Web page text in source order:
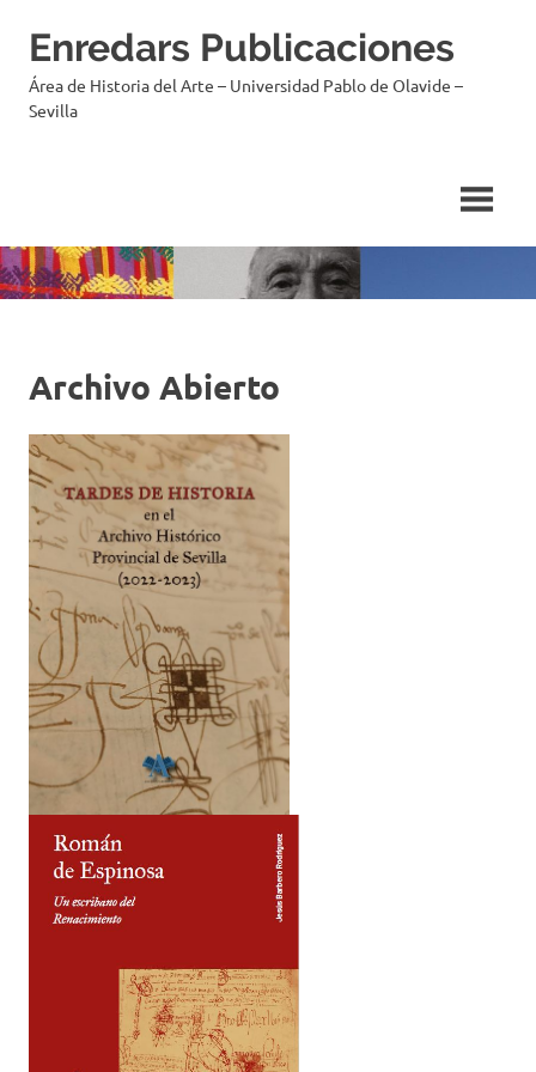
contenido
Enredars Publicaciones
Área de Historia del Arte – Universidad Pablo de Olavide –
Sevilla
Archivo Abierto